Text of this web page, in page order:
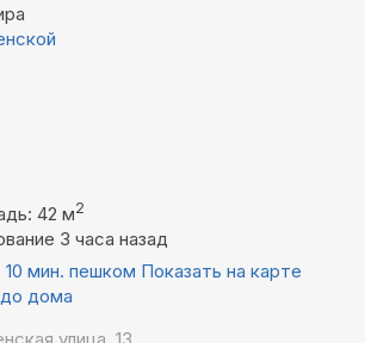
42 м2
3 часа назад
мин. пешком Показать на карте
дома